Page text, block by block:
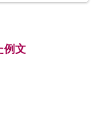
例文